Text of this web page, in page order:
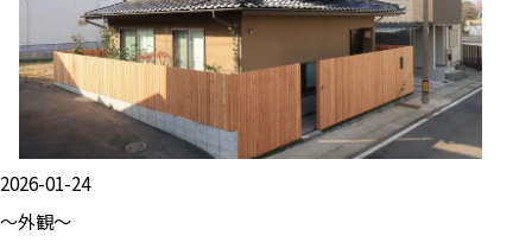
2026-01-24
～外観～